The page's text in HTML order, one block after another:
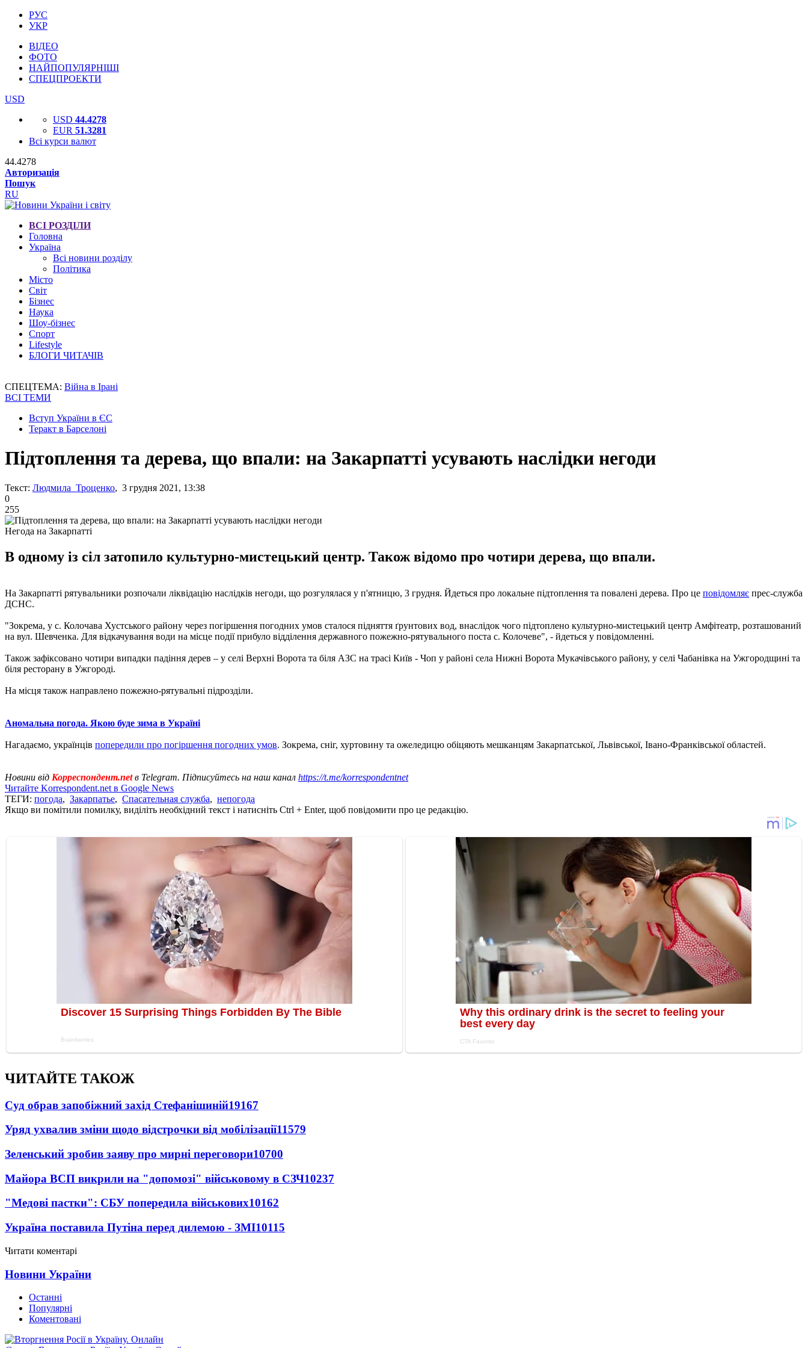
РУС
УКР
ВІДЕО
ФОТО
НАЙПОПУЛЯРНІШІ
СПЕЦПРОЕКТИ
USD
USD 44.4278
EUR 51.3281
Всі курси валют
44.4278
Авторизація
Пошук
RU
ВСІ РОЗДІЛИ
Головна
Україна
Всі новини розділу
Політика
Місто
Світ
Бізнес
Наука
Шоу-бізнес
Спорт
Lifestyle
БЛОГИ ЧИТАЧІВ
СПЕЦТЕМА: Війна в Ірані
ВСІ ТЕМИ
Вступ України в ЄС
Теракт в Барселоні
Підтоплення та дерева, що впали: на Закарпатті усувають наслідки негоди
Текст: Людмила Троценко, 3 грудня 2021, 13:38
0
255
Негода на Закарпатті
В одному із сіл затопило культурно-мистецький центр. Також відомо про чотири дерева, що впали.
На Закарпатті рятувальники розпочали ліквідацію наслідків негоди, що розгулялася у п'ятницю, 3 грудня. Йдеться про локальне підтоплення та повалені дерева. Про це повідомляє прес-служба
ДСНС.
"Зокрема, у с. Колочава Хустського району через погіршення погодних умов cталося підняття ґрунтових вод, внаслідок чого підтоплено культурно-мистецький центр Амфітеатр, розташований
на вул. Шевченка. Для відкачування води на місце події прибуло відділення державного пожежно-рятувального поста с. Колочеве", - йдеться у повідомленні.
Також зафіксовано чотири випадки падіння дерев – у селі Верхні Ворота та біля АЗС на трасі Київ - Чоп у районі села Нижні Ворота Мукачівського району, у селі Чабанівка на Ужгородщині та
біля ресторану в Ужгороді.
На місця також направлено пожежно-рятувальні підрозділи.
Аномальна погода. Якою буде зима в Україні
Нагадаємо, українців попередили про погіршення погодних умов. Зокрема, сніг, хуртовину та ожеледицю обіцяють мешканцям Закарпатської, Львівської, Івано-Франківської областей.
Новини від Корреспондент.netв Telegram. Підписуйтесь на наш канал https://t.me/korrespondentnet
Читайте Korrespondent.net в Google News
ТЕГИ: погода, Закарпатье, Спасательная служба, непогода
Якщо ви помітили помилку, виділіть необхідний текст і натисніть Ctrl + Enter, щоб повідомити про це редакцію.
ЧИТАЙТЕ ТАКОЖ
Суд обрав запобіжний захід Стефанішиній19167
Уряд ухвалив зміни щодо відстрочки від мобілізації11579
Зеленський зробив заяву про мирні переговори10700
Майора ВСП викрили на "допомозі" військовому в СЗЧ10237
"Медові пастки": СБУ попередила військових10162
Україна поставила Путіна перед дилемою - ЗМІ10115
Читати коментарі
Новини України
Останні
Популярні
Коментовані